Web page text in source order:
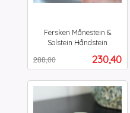
Fersken Månestein &
Solstein Håndstein
Tilbud
230,40
288,00
mva.